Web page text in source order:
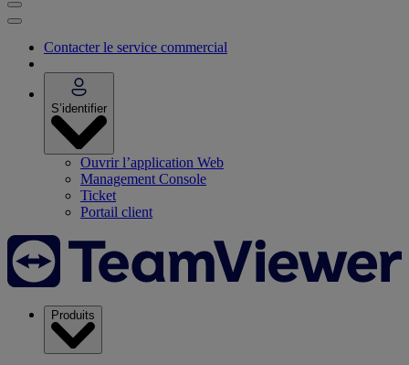
Contacter le service commercial
S’identifier
Ouvrir l’application Web
Management Console
Ticket
Portail client
Produits